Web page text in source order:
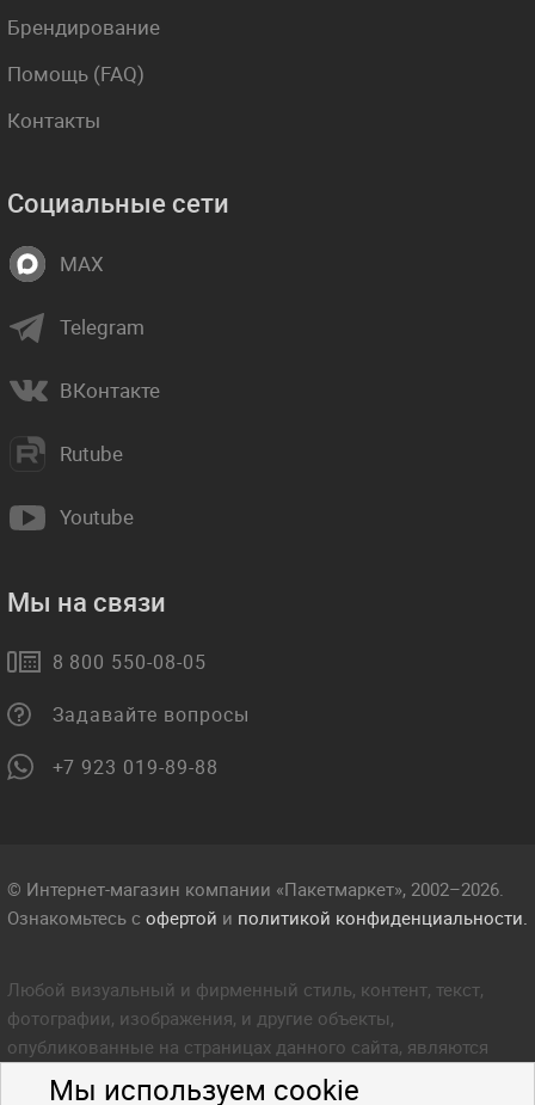
Мы используем cookie
Брендирование
Помощь (FAQ)
Контакты
Социальные сети
MAX
Telegram
ВКонтакте
Rutube
Youtube
Мы на связи
8 800 550-08-05
Задавайте вопросы
+7 923 019-89-88
© Интернет-магазин компании «Пакетмаркет», 2002–2026.
Ознакомьтесь с офертой и политикой конфиденциальности.
Любой визуальный и фирменный стиль, контент, текст,
фотографии, изображения, и другие объекты,
опубликованные на страницах данного сайта, являются
объектом прав интеллектуальной собственности компании